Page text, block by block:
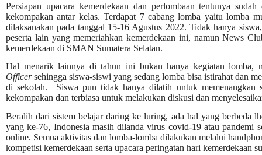
Persiapan upacara kemerdekaan dan perlombaan tentunya
kekompakan antar kelas. Terdapat 7 cabang lomba yaitu lomba
dilaksanakan pada tanggal 15-16 Agustus 2022. Tidak hanya
peserta lain yang memeriahkan kemerdekaan ini, namun News
kemerdekaan di SMAN Sumatera Selatan.
Hal menarik lainnya di tahun ini bukan hanya kegiatan lomba,
Officer sehingga siswa-siswi yang sedang lomba bisa istirahat dan
di sekolah. Siswa pun tidak hanya dilatih untuk memenangkan
kekompakan dan terbiasa untuk melakukan diskusi dan
Beralih dari sistem belajar daring ke luring, ada hal yang berbeda
yang ke-76, Indonesia masih dilanda virus covid-19 atau pandemi
online. Semua aktivitas dan lomba-lomba dilakukan melalui
kompetisi kemerdekaan serta upacara peringatan hari kemerdekaan